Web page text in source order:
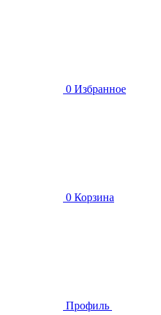
0 Избранное
0 Корзина
Профиль